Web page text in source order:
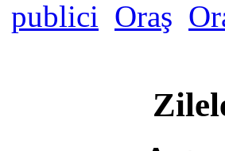
publici Oraş